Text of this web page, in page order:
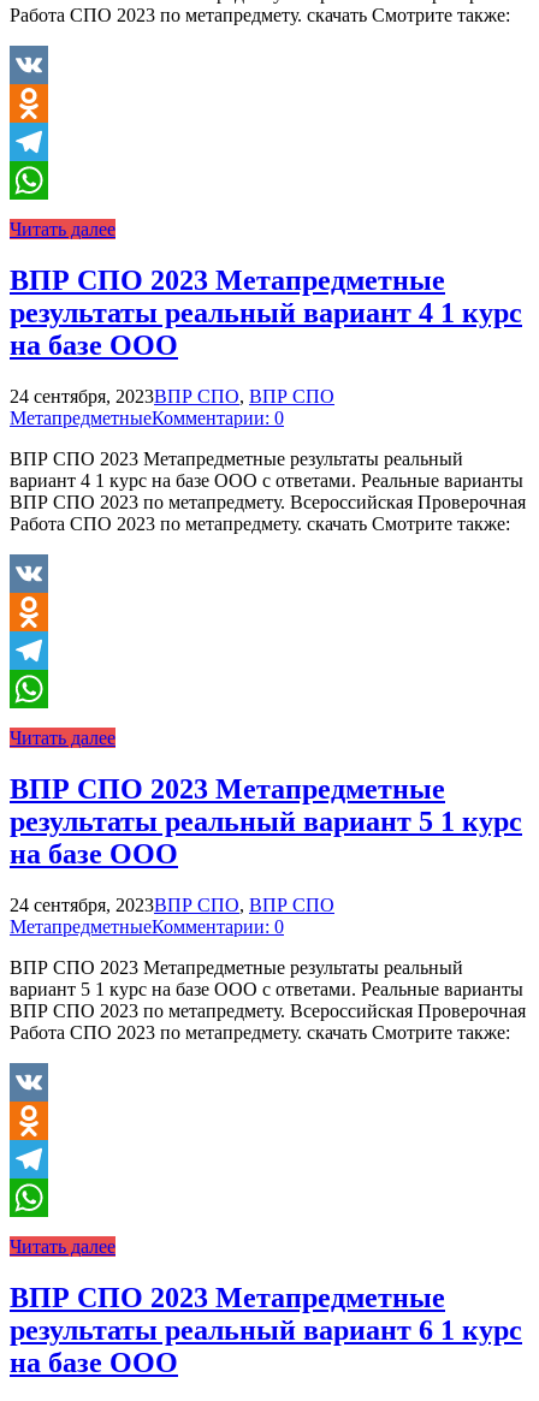
Работа СПО 2023 по метапредмету. скачать Смотрите также:
VK
Odnoklassniki
Telegram
WhatsApp
Читать далее
ВПР СПО 2023 Метапредметные
результаты реальный вариант 4 1 курс
на базе ООО
24 сентября, 2023ВПР СПО, ВПР СПО
МетапредметныеКомментарии: 0
ВПР СПО 2023 Метапредметные результаты реальный
вариант 4 1 курс на базе ООО с ответами. Реальные варианты
ВПР СПО 2023 по метапредмету. Всероссийская Проверочная
Работа СПО 2023 по метапредмету. скачать Смотрите также:
VK
Odnoklassniki
Telegram
WhatsApp
Читать далее
ВПР СПО 2023 Метапредметные
результаты реальный вариант 5 1 курс
на базе ООО
24 сентября, 2023ВПР СПО, ВПР СПО
МетапредметныеКомментарии: 0
ВПР СПО 2023 Метапредметные результаты реальный
вариант 5 1 курс на базе ООО с ответами. Реальные варианты
ВПР СПО 2023 по метапредмету. Всероссийская Проверочная
Работа СПО 2023 по метапредмету. скачать Смотрите также:
VK
Odnoklassniki
Telegram
WhatsApp
Читать далее
ВПР СПО 2023 Метапредметные
результаты реальный вариант 6 1 курс
на базе ООО